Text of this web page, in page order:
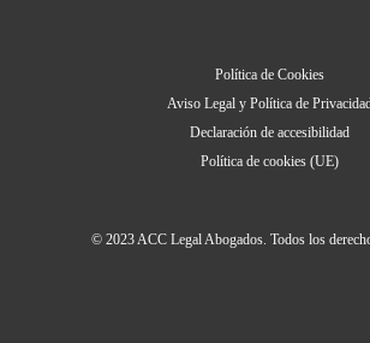
Política de Cookies
Aviso Legal y Política de
Declaración de accesibilidad
Política de cookies (UE)
© 2023 ACC Legal Abogados. Todos los